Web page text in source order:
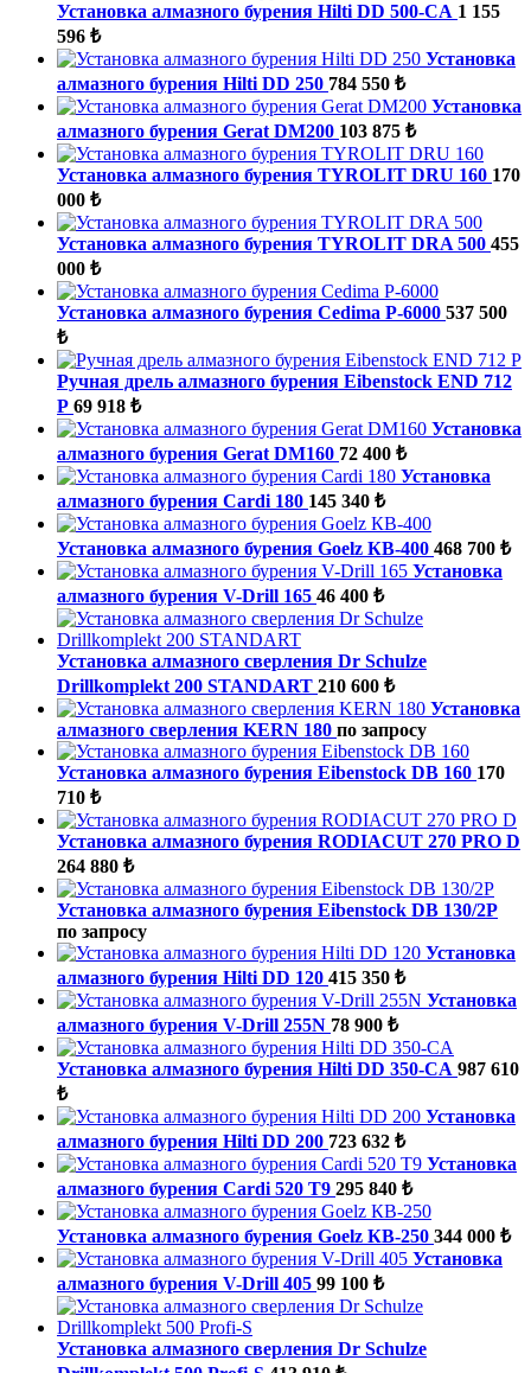
Установка алмазного бурения Hilti DD 500-CA 1 155
596 ₺
Установка
алмазного бурения Hilti DD 250 784 550 ₺
Установка
алмазного бурения Gerat DM200 103 875 ₺
Установка алмазного бурения TYROLIT DRU 160 170
000 ₺
Установка алмазного бурения TYROLIT DRA 500 455
000 ₺
Установка алмазного бурения Cedima P-6000 537 500
₺
Ручная дрель алмазного бурения Eibenstock END 712
P 69 918 ₺
Установка
алмазного бурения Gerat DM160 72 400 ₺
Установка
алмазного бурения Cardi 180 145 340 ₺
Установка алмазного бурения Goelz КВ-400 468 700 ₺
Установка
алмазного бурения V-Drill 165 46 400 ₺
Установка алмазного сверления Dr Schulze
Drillkomplekt 200 STANDART 210 600 ₺
Установка
алмазного сверления KERN 180 по запросу
Установка алмазного бурения Eibenstock DB 160 170
710 ₺
Установка алмазного бурения RODIACUT 270 PRO D
264 880 ₺
Установка алмазного бурения Eibenstock DB 130/2P
по запросу
Установка
алмазного бурения Hilti DD 120 415 350 ₺
Установка
алмазного бурения V-Drill 255N 78 900 ₺
Установка алмазного бурения Hilti DD 350-CA 987 610
₺
Установка
алмазного бурения Hilti DD 200 723 632 ₺
Установка
алмазного бурения Cardi 520 Т9 295 840 ₺
Установка алмазного бурения Goelz КВ-250 344 000 ₺
Установка
алмазного бурения V-Drill 405 99 100 ₺
Установка алмазного сверления Dr Schulze